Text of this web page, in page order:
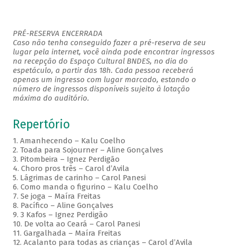
PRÉ-RESERVA ENCERRADA
Caso não tenha conseguido fazer a pré-reserva de seu
lugar pela internet, você ainda pode encontrar ingressos
na recepção do Espaço Cultural BNDES, no dia do
espetáculo, a partir das 18h. Cada pessoa receberá
apenas um ingresso com lugar marcado, estando o
número de ingressos disponíveis sujeito à lotação
máxima do auditório.
Repertório
1. Amanhecendo – Kalu Coelho
2. Toada para Sojourner – Aline Gonçalves
3. Pitombeira – Ignez Perdigão
4. Choro pros três – Carol d’Avila
5. Lágrimas de carinho – Carol Panesi
6. Como manda o figurino – Kalu Coelho
7. Se joga – Maíra Freitas
8. Pacífico – Aline Gonçalves
9. 3 Kafos – Ignez Perdigão
10. De volta ao Ceará – Carol Panesi
11. Gargalhada – Maíra Freitas
12. Acalanto para todas as crianças – Carol d’Avila